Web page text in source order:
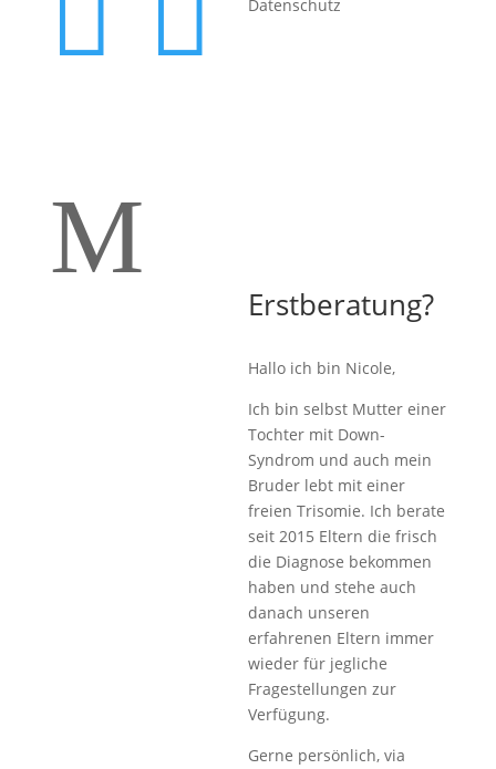
Datenschutz
M
Erstberatung?
Hallo ich bin Nicole,
Ich bin selbst Mutter einer
Tochter mit Down-
Syndrom und auch mein
Bruder lebt mit einer
freien Trisomie. Ich berate
seit 2015 Eltern die frisch
die Diagnose bekommen
haben und stehe auch
danach unseren
erfahrenen Eltern immer
wieder für jegliche
Fragestellungen zur
Verfügung.
Gerne persönlich, via